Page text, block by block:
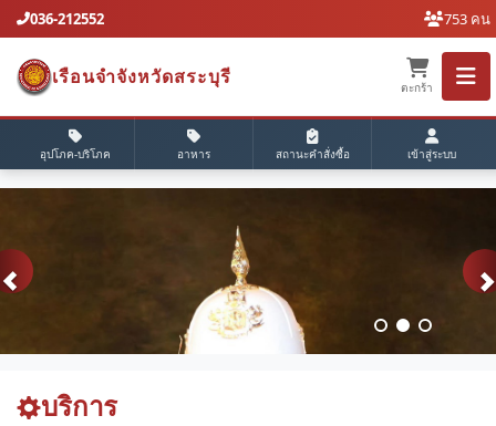
036-212552 753 คน
เรือนจำจังหวัดสระบุรี
ตะกร้า
อุปโภค-บริโภค อาหาร สถานะคำสั่งซื้อ เข้าสู่ระบบ
บริการ